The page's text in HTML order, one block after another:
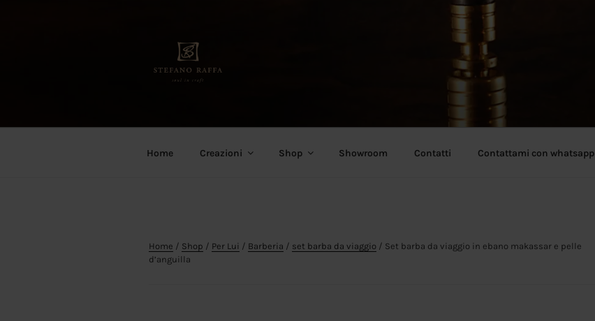
Home Creazioni Shop Showroom Contatti Contattami con whatsapp
Home / Shop / Per Lui / Barberia / set barba da viaggio / Set barba da viaggio in ebano makassar e pelle
d’anguilla